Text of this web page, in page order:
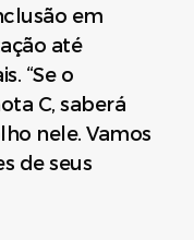
em
até
“Se o
C, saberá
nele. Vamos
de seus